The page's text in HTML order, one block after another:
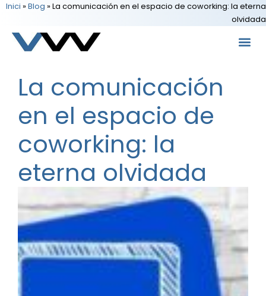
Inici » Blog » La comunicación en el espacio de coworking: la eterna
olvidada
La comunicación
en el espacio de
coworking: la
eterna olvidada